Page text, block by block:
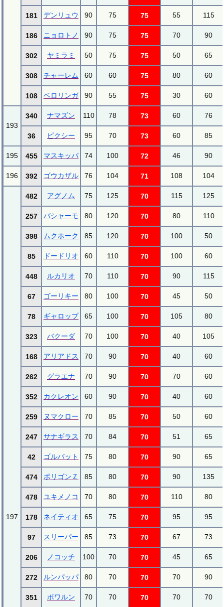
181 デンリュウ 90 75 75 55 115
186 ニョロトノ 90 75 75 70 90
302 ヤミラミ 50 75 75 50 65
308 チャーレム 60 60 75 80 60
108 ベロリンガ 90 55 75 30 60
193
340 ナマズン 110 78 73 60 76
36 ピクシー 95 70 73 60 85
195 455 マスキッパ 74 100 72 46 90
196 392 ゴウカザル 76 104 71 108 104
197
482 アグノム 75 125 70 115 125
257 バシャーモ 80 120 70 80 110
398 ムクホーク 85 120 70 100 50
85 ドードリオ 60 110 70 100 60
448 ルカリオ 70 110 70 90 115
67 ゴーリキー 80 100 70 45 50
78 ギャロップ 65 100 70 105 80
323 バクーダ 70 100 70 40 105
168 アリアドス 70 90 70 40 60
262 グラエナ 70 90 70 70 60
352 カクレオン 60 90 70 40 60
259 ヌマクロー 70 85 70 50 60
247 サナギラス 70 84 70 51 65
42 ゴルバット 75 80 70 90 65
474 ポリゴンＺ 85 80 70 90 135
478 ユキメノコ 70 80 70 110 80
178 ネイティオ 65 75 70 95 95
97 スリーパー 85 73 70 67 73
206 ノコッチ 100 70 70 45 65
272 ルンパッパ 80 70 70 70 90
351 ポワルン 70 70 70 70 70